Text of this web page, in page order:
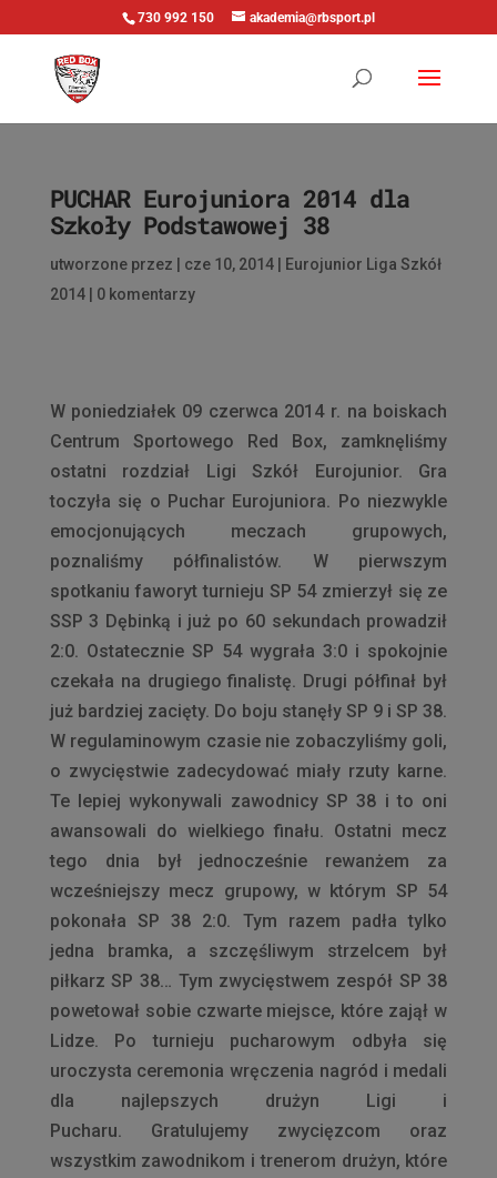
730 992 150 akademia@rbsport.pl
PUCHAR Eurojuniora 2014 dla
Szkoły Podstawowej 38
utworzone przez cze 10, 2014|
Eurojunior Liga Szkół
2014| 0 komentarzy
W poniedziałek 09 czerwca 2014 r. na boiskach
Centrum Sportowego Red Box, zamknęliśmy
ostatni rozdział Ligi Szkół Eurojunior. Gra
toczyła się o Puchar Eurojuniora. Po niezwykle
emocjonujących meczach grupowych,
poznaliśmy półfinalistów. W pierwszym
spotkaniu faworyt turnieju SP 54 zmierzył się ze
SSP 3 Dębinką i już po 60 sekundach prowadził
2:0. Ostatecznie SP 54 wygrała 3:0 i spokojnie
czekała na drugiego finalistę. Drugi półfinał był
już bardziej zacięty. Do boju stanęły SP 9 i SP 38.
W regulaminowym czasie nie zobaczyliśmy goli,
o zwycięstwie zadecydować miały rzuty karne.
Te lepiej wykonywali zawodnicy SP 38 i to oni
awansowali do wielkiego finału. Ostatni mecz
tego dnia był jednocześnie rewanżem za
wcześniejszy mecz grupowy, w którym SP 54
pokonała SP 38 2:0. Tym razem padła tylko
jedna bramka, a szczęśliwym strzelcem był
piłkarz SP 38… Tym zwycięstwem zespół SP 38
powetował sobie czwarte miejsce, które zajął w
Lidze. Po turnieju pucharowym odbyła się
uroczysta ceremonia wręczenia nagród i medali
dla najlepszych drużyn Ligi i
Pucharu. Gratulujemy zwycięzcom oraz
wszystkim zawodnikom i trenerom drużyn, które